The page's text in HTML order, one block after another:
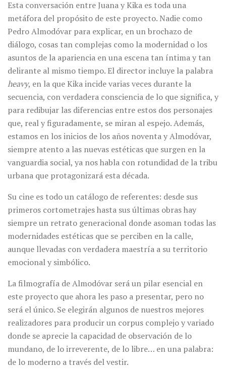
Esta conversación entre Juana y Kika es toda una
metáfora del propósito de este proyecto. Nadie como
Pedro Almodóvar para explicar, en un brochazo de
diálogo, cosas tan complejas como la modernidad o los
asuntos de la apariencia en una escena tan íntima y tan
delirante al mismo tiempo. El director incluye la palabra
heavy, en la que Kika incide varias veces durante la
secuencia, con verdadera consciencia de lo que significa, y
para redibujar las diferencias entre estos dos personajes
que, real y figuradamente, se miran al espejo. Además,
estamos en los inicios de los años noventa y Almodóvar,
siempre atento a las nuevas estéticas que surgen en la
vanguardia social, ya nos habla con rotundidad de la tribu
urbana que protagonizará esta década.
Su cine es todo un catálogo de referentes: desde sus
primeros cortometrajes hasta sus últimas obras hay
siempre un retrato generacional donde asoman todas las
modernidades estéticas que se perciben en la calle,
aunque llevadas con verdadera maestría a su territorio
emocional y simbólico.
La filmografía de Almodóvar será un pilar esencial en
este proyecto que ahora les paso a presentar, pero no
será el único. Se elegirán algunos de nuestros mejores
realizadores para producir un corpus complejo y variado
donde se aprecie la capacidad de observación de lo
mundano, de lo irreverente, de lo libre… en una palabra:
de lo moderno a través del vestir.